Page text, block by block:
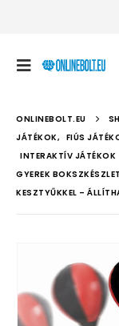
ONLINEBOLT.EU
JÁTÉKOK, FIÚS
INTERAKTÍV JÁTÉKOK
GYEREK
KESZTYŰKKEL –